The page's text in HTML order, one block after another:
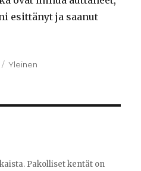
esittänyt ja saanut
Kategoriat
Yleinen
Pakolliset kentät on